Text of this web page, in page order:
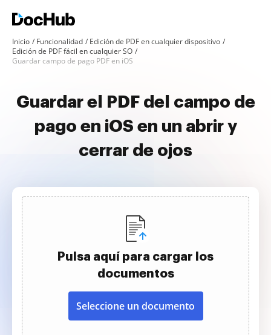
Inicio Funcionalidad
Edición de PDF en cualquier dispositivo
Edición de PDF fácil en cualquier SO
Guardar campo de pago PDF en iOS
Guardar el PDF del campo de
pago en iOS en un abrir y
cerrar de ojos
Pulsa aquí para cargar los
documentos
Seleccione un documento